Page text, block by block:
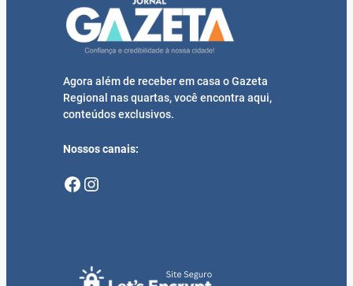
Agora além de receber em casa o Gazeta
Regional nas quartas, você encontra aqui,
conteúdos exclusivos.
Nossos canais:
Facebook Instagram